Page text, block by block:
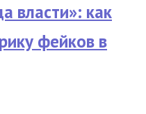
власти»: как
фейков в